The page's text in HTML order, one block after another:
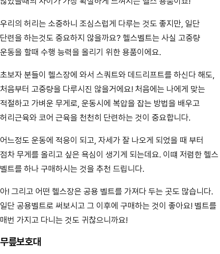
우리의 허리는 소중하니 조심스럽게 다루는 것도 좋지만, 일단
단련을 하는것도 중요하지 않을까요? 헬스벨트는 사실 고중량
운동을 할때 수행 능력을 올리기 위한 용품이에요.
초보자 분들이 헬스장에 와서 스쿼트와 데드리프트를 하신다 해도,
처음부터 고중량을 다루시진 않을거에요! 처음에는 나에게 맞는
적절하고 가벼운 무게로, 운동시에 복압을 잡는 방법을 배우고
허리근육와 코어 근육을 천천히 단련하는 것이 중요합니다.
어느정도 운동에 적응이 되고, 자세가 잘 나오게 되었을 때 부터
점차 무게를 올리고 싶은 욕심이 생기게 되는데요. 이떄 저렴한 헬스
벨트를 하나 구매하시는 것을 추천 드립니다.
아! 그리고 어떤 헬스장은 공용 벨트를 가져다 두는 곳도 많습니다.
일단 공용벨트로 써보시고 그 이후에 구매하는 것이 좋아요! 벨트를
매번 가지고 다니는 것도 귀찮으니까요!
무릎보호대